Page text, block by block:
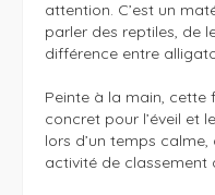
attention. C’est un
parler des reptiles, de
différence entre
Peinte à la main,
concret pour l’éveil et
lors d’un temps calme,
activité de classement